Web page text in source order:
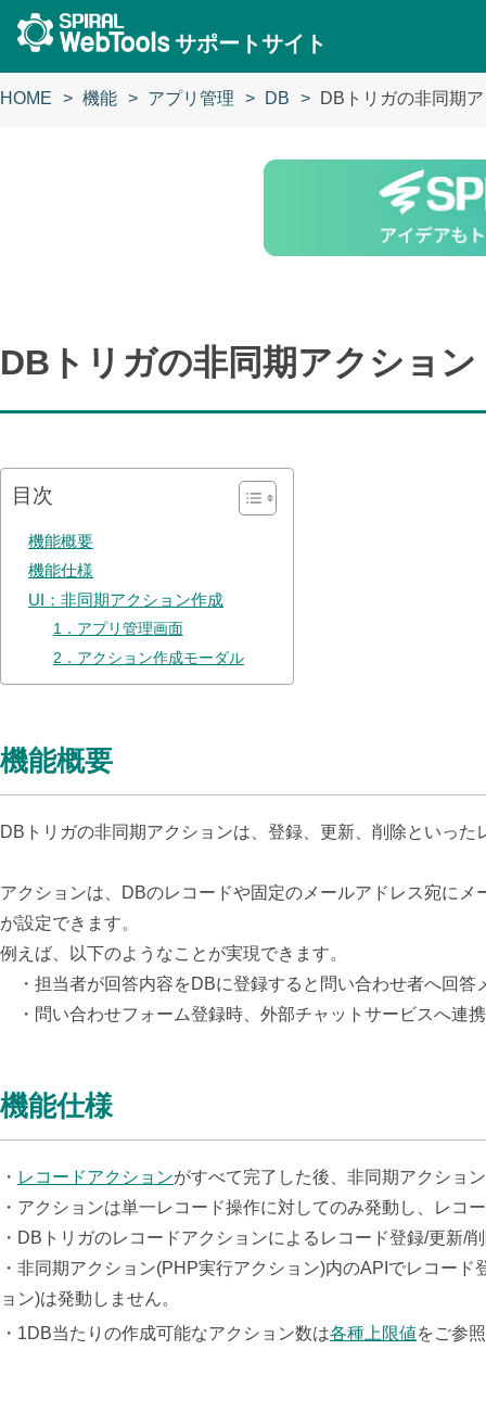
サポートサイト
HOME 機能 アプリ管理 DB DBトリガの非同期
DBトリガの非同期アクション
目次
機能概要
機能仕様
UI：非同期アクション作成
1．アプリ管理画面
2．アクション作成モーダル
機能概要
DBトリガの非同期アクションは、登録、更新、削除といっ
アクションは、DBのレコードや固定のメールアドレス宛にメ
が設定できます。
例えば、以下のようなことが実現できます。
・担当者が回答内容をDBに登録すると問い合わせ者へ回答
・問い合わせフォーム登録時、外部チャットサービスへ連
機能仕様
・ レコードアクションがすべて完了した後、非同期アクショ
・アクションは単一レコード操作に対してのみ発動し、レ
・DBトリガのレコードアクションによるレコード登録/更新/
・非同期アクション(PHP実行アクション)内のAPIでレコー
ョン)は発動しません。
・1DB当たりの作成可能なアクション数は各種上限値をご参